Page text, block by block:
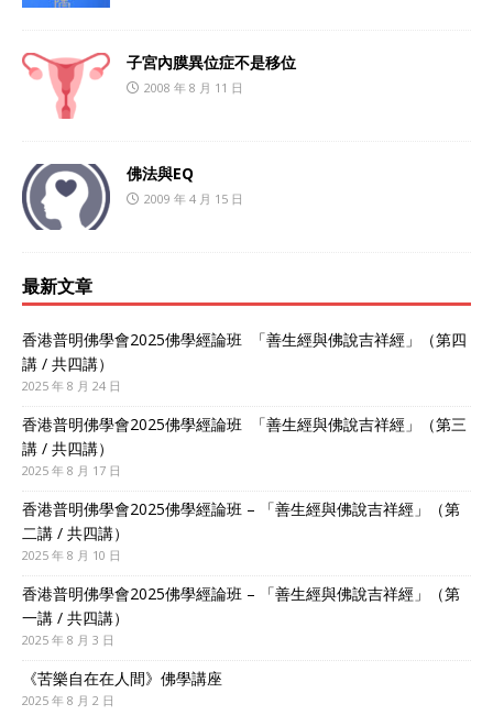
子宮內膜異位症不是移位
2008 年 8 月 11 日
佛法與EQ
2009 年 4 月 15 日
最新文章
香港普明佛學會2025佛學經論班 「善生經與佛說吉祥經」（第四
講 / 共四講）
2025 年 8 月 24 日
香港普明佛學會2025佛學經論班 「善生經與佛說吉祥經」（第三
講 / 共四講）
2025 年 8 月 17 日
香港普明佛學會2025佛學經論班 – 「善生經與佛說吉祥經」（第
二講 / 共四講）
2025 年 8 月 10 日
香港普明佛學會2025佛學經論班 – 「善生經與佛說吉祥經」（第
一講 / 共四講）
2025 年 8 月 3 日
《苦樂自在在人間》佛學講座
2025 年 8 月 2 日